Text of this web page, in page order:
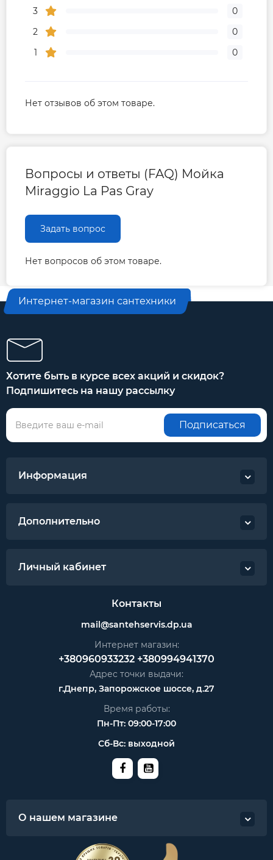
3
0
2
0
1
0
Нет отзывов об этом товаре.
Вопросы и ответы (FAQ) Мойка
Miraggio La Pas Gray
Задать вопрос
Нет вопросов об этом товаре.
Интернет-магазин сантехники
Хотите быть в курсе всех акций и скидок?
Подпишитесь на нашу рассылку
Подписаться
Информация
Дополнительно
Личный кабинет
Контакты
mail@santehservis.dp.ua
Интернет магазин:
+380960933232 +380994941370
Адрес точки выдачи:
г.Днепр, Запорожское шоссе, д.27
Время работы:
Пн-Пт: 09:00-17:00
Сб-Вс: выходной
О нашем магазине